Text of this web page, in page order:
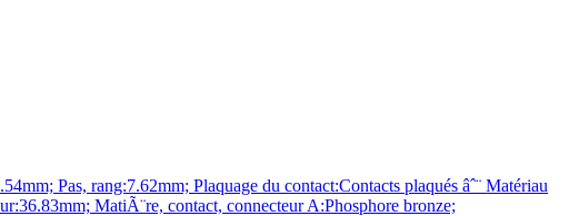
Pas, rang:7.62mm; Plaquage du contact:Contacts plaqués âˆ¨ Matériau
MatiÃ¨re, contact, connecteur A:Phosphore bronze;